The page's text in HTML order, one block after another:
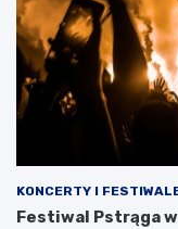
KONCERTY I
Festiwal Pstrąga